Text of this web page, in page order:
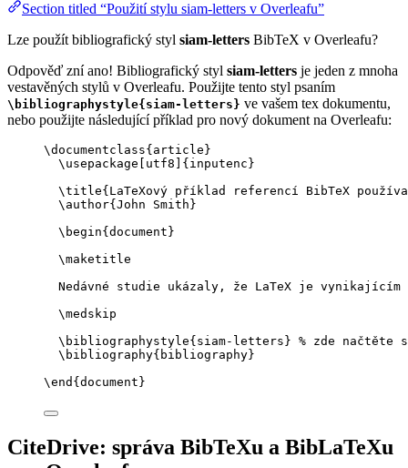
Section titled “Použití stylu siam-letters v Overleafu”
Lze použít bibliografický styl siam-letters BibTeX v Overleafu?
Odpověď zní ano! Bibliografický styl siam-letters je jeden z mnoha
vestavěných stylů v Overleafu. Použijte tento styl psaním
\bibliographystyle{siam-letters} ve vašem tex dokumentu,
nebo použijte následující příklad pro nový dokument na Overleafu:
\documentclass{ article }
\usepackage
utf8 ]{ inputenc }
\title{LaTeXový příklad referencí BibTeX
\author{John Smith}
\begin{ document }
\maketitle
Nedávné studie ukázaly, že LaTeX je vynikajícím
\medskip
\bibliographystyle{siam-letters} % zde načtěte
\bibliography{bibliography}
\end { document }
CiteDrive: správa BibTeXu a BibLaTeXu